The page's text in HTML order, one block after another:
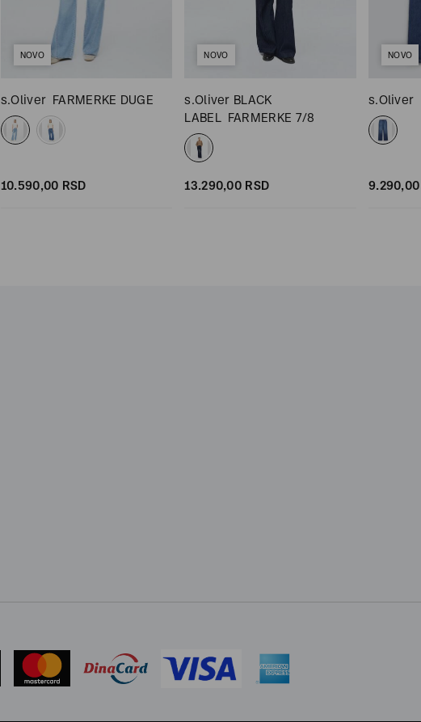
NOVO
s.Oliver FARMERKE DUGE
10.590,00 RSD
NOVO
s.Oliver BLACK
LABEL FARMERKE 7/8
13.290,00 RSD
NOVO
s.Oliver
9.290,00